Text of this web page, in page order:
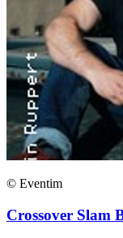
© Eventim
Crossover Slam